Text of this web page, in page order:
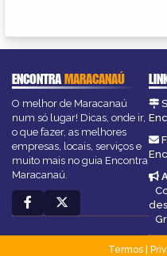
ENCONTRAMARACANAÚ
O melhor de Maracanaú
num só lugar! Dicas, onde ir,
o que fazer, as melhores
empresas, locais, serviços e
muito mais no guia Encontra
Maracanaú.
Termos|